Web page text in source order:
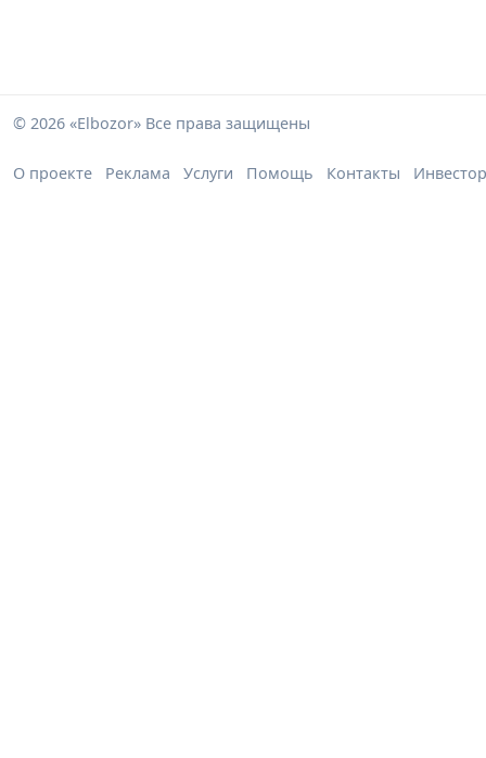
© 2026 «Elbozor» Все права защищены
О проекте Реклама Услуги Помощь Контакты